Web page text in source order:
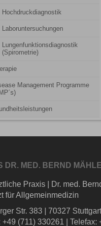
Hochdruckdiagnostik
Laboruntersuchungen
Lungenfunktionsdiagnostik
(Spirometrie)
Management Programme
DR. MED. BERND
Praxis
Dr. med.
für Allgemeinmedizin
Str. 383
70327 Stuttgart
+49 (711) 330261
Telefax: